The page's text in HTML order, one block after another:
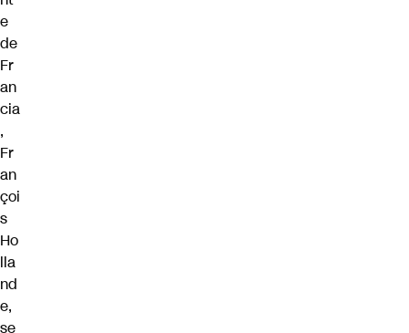
e
de
Fr
an
cia
,
Fr
an
çoi
s
Ho
lla
nd
e,
se